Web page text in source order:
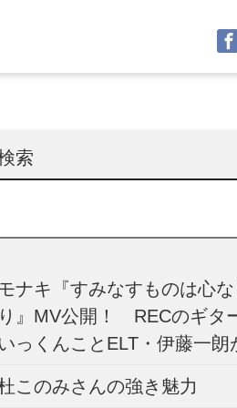
索
ナキ『すみなすものは心
り』MV公開！ RECのギタ
っくんことELT・伊藤一朗
このみさんの強き魅力